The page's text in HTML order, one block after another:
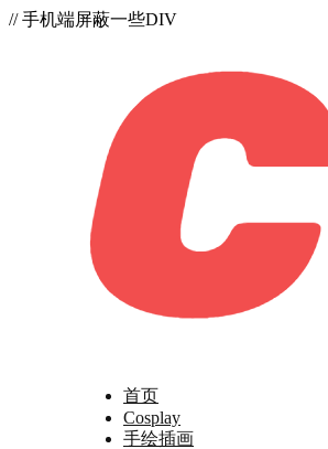
// 手机端屏蔽一些DIV
首页
Cosplay
手绘插画